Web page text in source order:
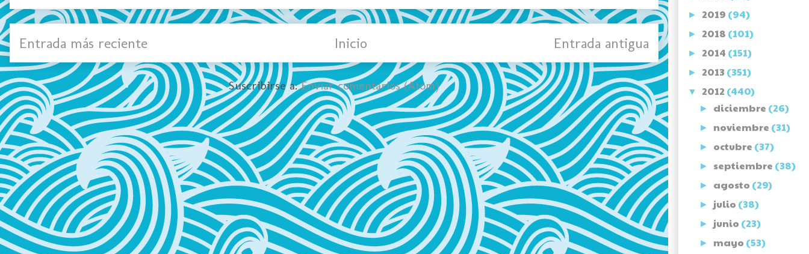
Entrada más reciente Entrada antigua
Inicio
Suscribirse a:Enviar comentarios (Atom)
► 2019 (94)
► 2018 (101)
► 2014 (151)
► 2013 (351)
▼ 2012 (440)
► diciembre (26)
► noviembre (31)
► octubre (37)
► septiembre (38)
► agosto (29)
► julio (38)
► junio (23)
► mayo (53)